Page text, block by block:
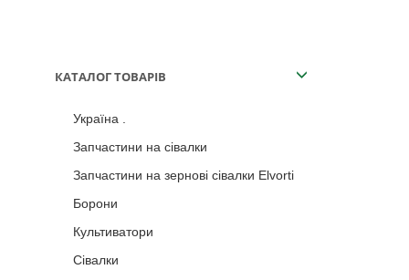
Відгуки
Помічник
КАТАЛОГ ТОВАРІВ
Україна .
Запчастини на сівалки
Запчастини на зернові сівалки Elvorti
Борони
Культиватори
Сівалки